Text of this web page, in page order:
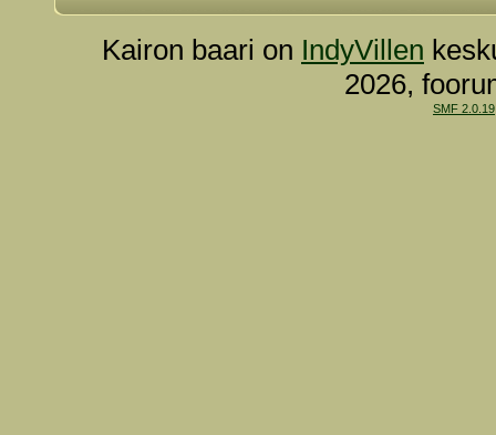
Kairon baari on IndyVillen
2026,
SMF 2.0.19